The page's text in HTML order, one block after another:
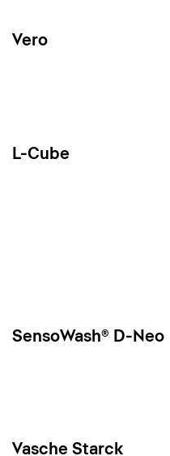
Vero
L-Cube
SensoWash® D-Neo
Vasche Starck